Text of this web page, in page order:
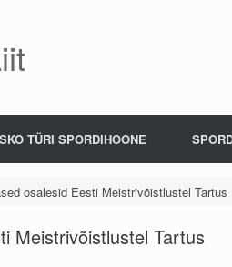
TÜRI SPORDIHOONE
osalesid Eesti Meistrivõistlustel Tartus
Meistrivõistlustel Tartus